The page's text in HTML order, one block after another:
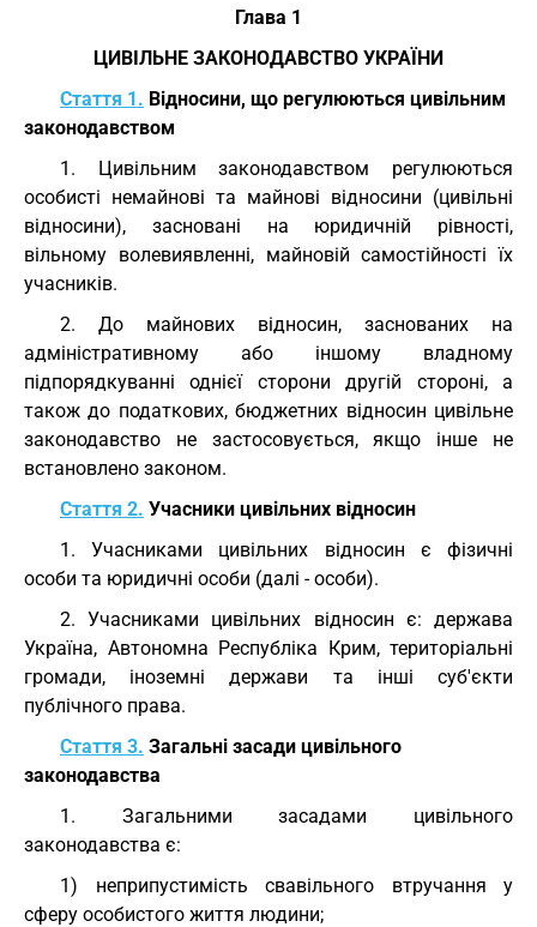
Глава 1
ЦИВІЛЬНЕ ЗАКОНОДАВСТВО УКРАЇНИ
Стаття 1. Відносини, що регулюються цивільним
законодавством
1. Цивільним законодавством регулюються
особисті немайнові та майнові відносини (цивільні
відносини), засновані на юридичній рівності,
вільному волевиявленні, майновій самостійності їх
учасників.
2. До майнових відносин, заснованих на
адміністративному або іншому владному
підпорядкуванні однієї сторони другій стороні, а
також до податкових, бюджетних відносин цивільне
законодавство не застосовується, якщо інше не
встановлено законом.
Стаття 2. Учасники цивільних відносин
1. Учасниками цивільних відносин є фізичні
особи та юридичні особи (далі - особи).
2. Учасниками цивільних відносин є: держава
Україна, Автономна Республіка Крим, територіальні
громади, іноземні держави та інші суб'єкти
публічного права.
Стаття 3. Загальні засади цивільного
законодавства
1. Загальними засадами цивільного
законодавства є:
1) неприпустимість свавільного втручання у
сферу особистого життя людини;